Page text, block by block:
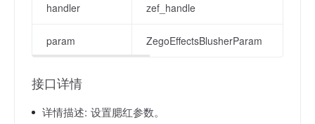
handler zef_handle
param ZegoEffectsBlusherParam
接口详情
详情描述: 设置腮红参数。